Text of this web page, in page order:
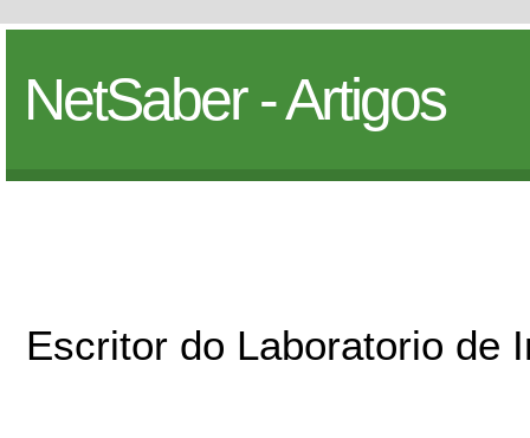
NetSaber - Artigos
Escritor do Laboratorio de